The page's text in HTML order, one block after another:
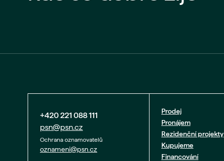
+420 221 088 111
psn@psn.cz
Ochrana oznamovatelů
oznameni@psn.cz
Prodej
Pronájem
Rezidenční projekty
Kupujeme
Financování